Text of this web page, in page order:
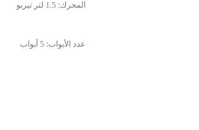
المحرك: 1.5 لتر تيربو
عدد الأبواب: 5 أبواب